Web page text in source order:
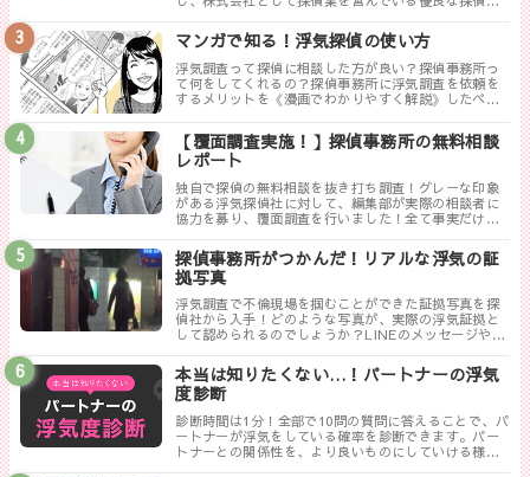
らに高い調査力が評判の探偵事務所を厳選しました。
マンガで知る！浮気探偵の使い方
浮気調査って探偵に相談した方が良い？探偵事務所っ
て何をしてくれるの？探偵事務所に浮気調査を依頼を
するメリットを《漫画でわかりやすく解説》したペー
【覆面調査実施！】探偵事務所の無料相談
レポート
独自で探偵の無料相談を抜き打ち調査！グレーな印象
がある浮気探偵社に対して、編集部が実際の相談者に
協力を募り、覆面調査を行いました！全て事実だけ書
探偵事務所がつかんだ！リアルな浮気の証
拠写真
浮気調査で不倫現場を掴むことができた証拠写真を探
偵社から入手！どのような写真が、実際の浮気証拠と
して認められるのでしょうか？LINEのメッセージやり
写真について解説します。
本当は知りたくない…！パートナーの浮気
度診断
診断時間は1分！全部で10問の質問に答えることで、パ
ートナーが浮気をしている確率を診断できます。パー
トナーとの関係性を、より良いものにしていける様に